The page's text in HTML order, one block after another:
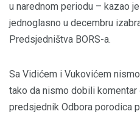
u narednom periodu – kazao
jednoglasno u decembru
Predsjedništva BORS-a.
Sa Vidićem i Vukovićem
tako da nismo dobili
predsjednik Odbora porodica